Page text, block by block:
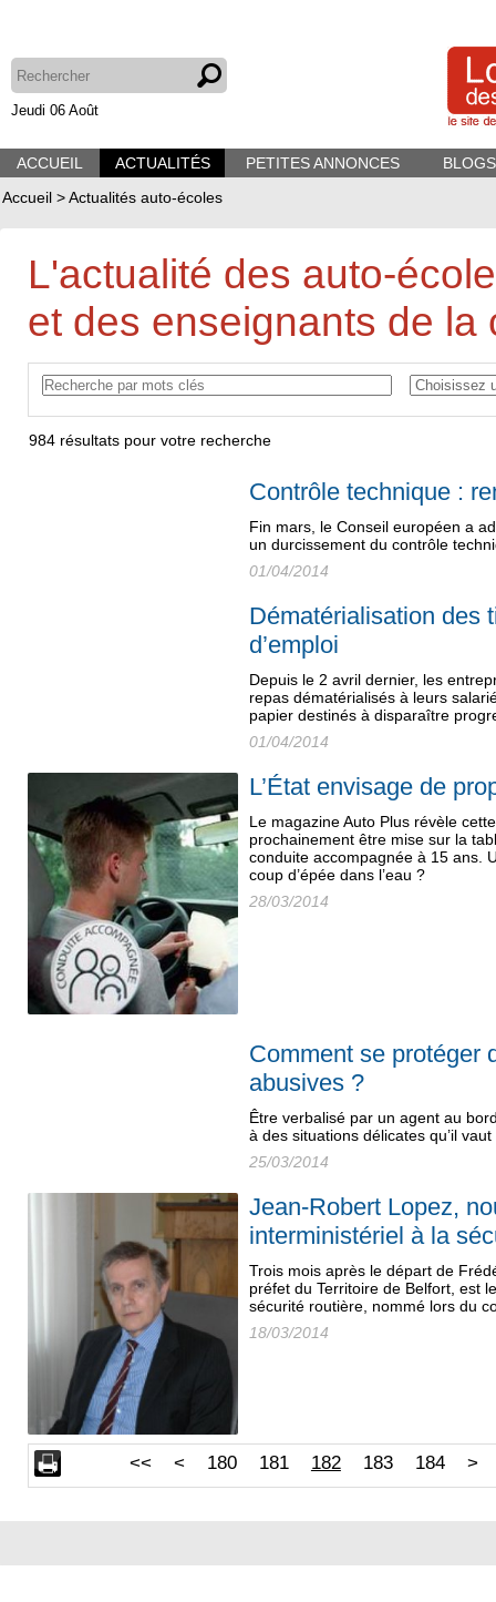
Jeudi 06 Août
ACCUEIL ACTUALITÉS PETITES ANNONCES
Accueil >Actualités auto-écoles
L'actualité des auto-
et des enseignants de la
984 résultats pour votre recherche
Contrôle technique :
Fin mars, le Conseil européen a
un durcissement du contrôle
01/04/2014
Dématérialisation des
d’emploi
Depuis le 2 avril dernier, les
repas dématérialisés à leurs
papier destinés à disparaître
01/04/2014
L’État envisage de
Le magazine Auto Plus révèle
prochainement être mise sur la
conduite accompagnée à 15 ans.
coup d’épée dans l’eau ?
28/03/2014
Comment se protéger
abusives ?
Être verbalisé par un agent au
à des situations délicates qu’il
25/03/2014
Jean-Robert Lopez,
interministériel à la
Trois mois après le départ de
préfet du Territoire de Belfort, est
sécurité routière, nommé lors du
18/03/2014
<< < 180 181 182 183 184 >